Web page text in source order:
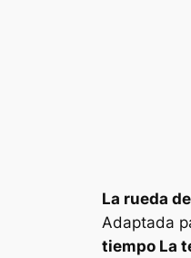
La rueda
Adaptada
tiempo La